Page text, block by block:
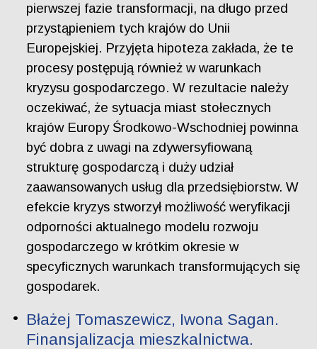
pierwszej fazie transformacji, na długo przed
przystąpieniem tych krajów do Unii
Europejskiej. Przyjęta hipoteza zakłada, że te
procesy postępują również w warunkach
kryzysu gospodarczego. W rezultacie należy
oczekiwać, że sytuacja miast stołecznych
krajów Europy Środkowo-Wschodniej powinna
być dobra z uwagi na zdywersyfiowaną
strukturę gospodarczą i duży udział
zaawansowanych usług dla przedsiębiorstw. W
efekcie kryzys stworzył możliwość weryfikacji
odporności aktualnego modelu rozwoju
gospodarczego w krótkim okresie w
specyficznych warunkach transformujących się
gospodarek.
Błażej Tomaszewicz, Iwona Sagan.
Finansjalizacja mieszkalnictwa.